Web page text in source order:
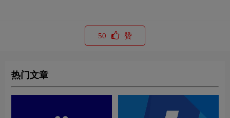
50 赞
热门文章